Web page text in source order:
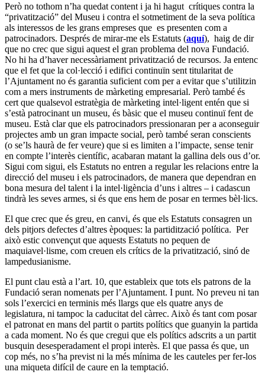
Però no tothom n’ha quedat content i ja hi hagut crítiques contra la
“privatització” del Museu i contra el sotmetiment de la seva política
als interessos de les grans empreses que es presenten com a
patrocinadors. Després de mirar-me els Estatuts (aquí), haig de dir
que no crec que sigui aquest el gran problema del nova Fundació.
No hi ha d’haver necessàriament privatització de recursos. Ja entenc
que el fet que la col·lecció i edifici continuïn sent titularitat de
l’Ajuntament no és garantia suficient com per a evitar que s’utilitzin
com a mers instruments de màrketing empresarial. Però també és
cert que qualsevol estratègia de màrketing intel·ligent entén que si
s’està patrocinant un museu, és bàsic que el museu continuï fent de
museu. Està clar que els patrocinadors pressionaran per a aconseguir
projectes amb un gran impacte social, però també seran conscients
(o se’ls haurà de fer veure) que si es limiten a l’impacte, sense tenir
en compte l’interès científic, acabaran matant la gallina dels ous d’or.
Sigui com sigui, els Estatuts no entren a regular les relacions entre la
direcció del museu i els patrocinadors, de manera que dependran en
bona mesura del talent i la intel·ligència d’uns i altres – i cadascun
tindrà les seves armes, si és que ens hem de posar en termes bèl·lics.
El que crec que és greu, en canvi, és que els Estatuts consagren un
dels pitjors defectes d’altres èpoques: la partidització política. Per
això estic convençut que aquests Estatuts no pequen de
maquiavel·lisme, com creuen els crítics de la privatització, sinó de
lampedusianisme.
El punt clau està a l’art. 10, que estableix que tots els patrons de la
Fundació seran nomenats per l’Ajuntament. I punt. No preveu ni tan
sols l’exercici en terminis més llargs que els quatre anys de
legislatura, ni tampoc la caducitat del càrrec. Això és tant com posar
el patronat en mans del partit o partits polítics que guanyin la partida
a cada moment. No és que cregui que els polítics adscrits a un partit
busquin desesperadament el propi interès. El que passa és que, un
cop més, no s’ha previst ni la més mínima de les cauteles per fer-los
una miqueta difícil de caure en la temptació.